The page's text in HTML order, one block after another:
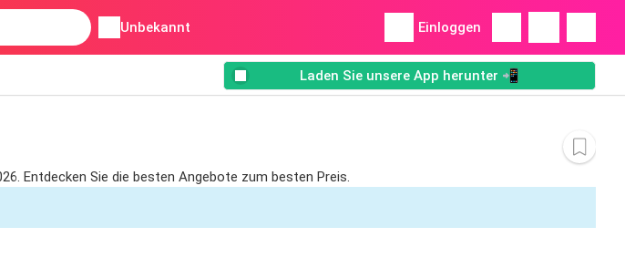
Unbekannt Einloggen
Laden Sie unsere App herunter 📲
Entdecken Sie die besten Angebote zum besten Preis.